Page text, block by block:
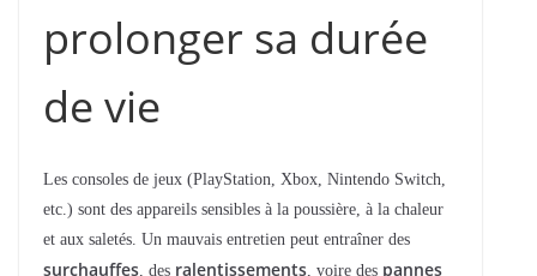
prolonger sa durée
de vie
Les consoles de jeux (PlayStation, Xbox, Nintendo Switch,
etc.) sont des appareils sensibles à la poussière, à la chaleur
et aux saletés. Un mauvais entretien peut entraîner des
surchauffes, des ralentissements, voire des pannes